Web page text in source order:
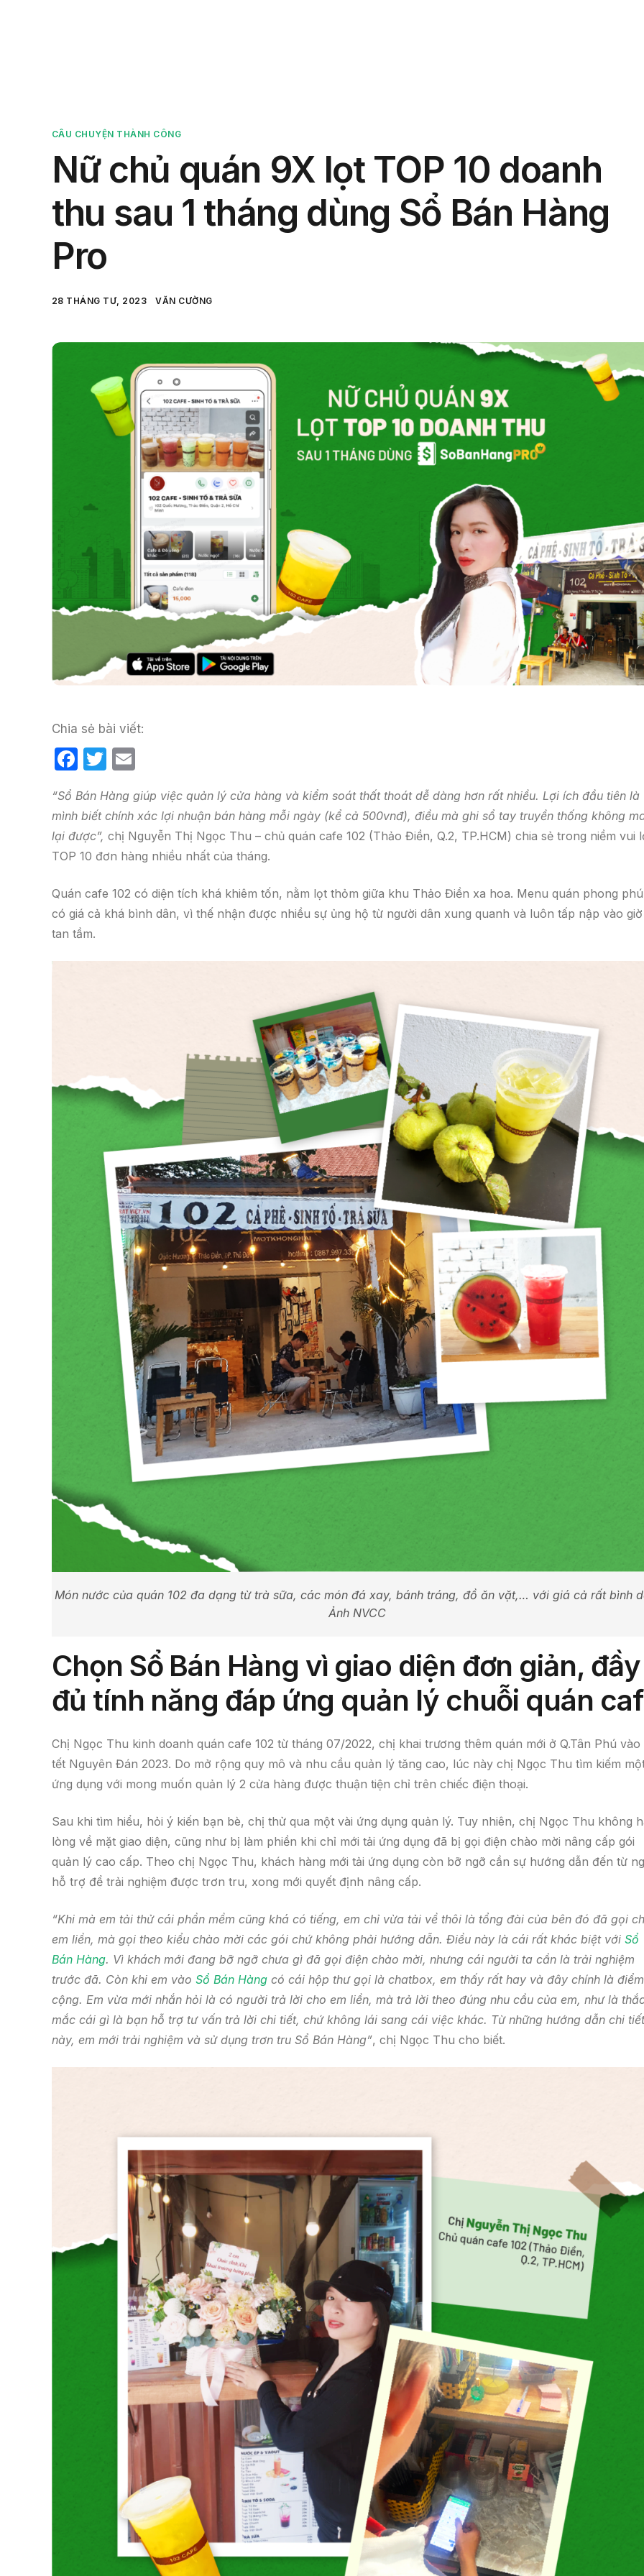
CÂU CHUYỆN THÀNH CÔNG
Nữ chủ quán 9X lọt TOP 10 doanh
thu sau 1 tháng dùng Sổ Bán Hàng
Pro
28 THÁNG TƯ, 2023 VĂN CƯỜNG
Chia sẻ bài viết:
F
c
e
b
o
k
T
itt
er
ail
“Sổ Bán Hàng giúp việc quản lý cửa hàng và kiểm soát thất thoát dễ dàng hơn rất nhiều. Lợi ích đầu tiên là
mình biết chính xác lợi nhuận bán hàng mỗi ngày (kể cả 500vnđ), điều mà ghi sổ tay truyền thống không
lại được”, chị Nguyễn Thị Ngọc Thu – chủ quán cafe 102 (Thảo Điền, Q.2, TP.HCM) chia sẻ trong niềm vui
TOP 10 đơn hàng nhiều nhất của tháng.
Quán cafe 102 có diện tích khá khiêm tốn, nằm lọt thỏm giữa khu Thảo Điền xa hoa. Menu quán phong
có giá cả khá bình dân, vì thế nhận được nhiều sự ủng hộ từ người dân xung quanh và luôn tấp nập vào giờ
tan tầm.
Món nước của quán 102 đa dạng từ trà sữa, các món đá xay, bánh tráng, đồ ăn vặt,… với giá cả rất bình
Ảnh NVCC
Chọn Sổ Bán Hàng vì giao diện đơn giản, đầy
đủ tính năng đáp ứng quản lý chuỗi quán
Chị Ngọc Thu kinh doanh quán cafe 102 từ tháng 07/2022, chị khai trương thêm quán mới ở Q.Tân Phú vào
tết Nguyên Đán 2023. Do mở rộng quy mô và nhu cầu quản lý tăng cao, lúc này chị Ngọc Thu tìm kiếm
ứng dụng với mong muốn quản lý 2 cửa hàng được thuận tiện chỉ trên chiếc điện thoại.
Sau khi tìm hiểu, hỏi ý kiến bạn bè, chị thử qua một vài ứng dụng quản lý. Tuy nhiên, chị Ngọc Thu không
lòng về mặt giao diện, cũng như bị làm phiền khi chỉ mới tải ứng dụng đã bị gọi điện chào mời nâng cấp gói
quản lý cao cấp. Theo chị Ngọc Thu, khách hàng mới tải ứng dụng còn bỡ ngỡ cần sự hướng dẫn đến từ
hỗ trợ để trải nghiệm được trơn tru, xong mới quyết định nâng cấp.
“Khi mà em tải thử cái phần mềm cũng khá có tiếng, em chỉ vừa tải về thôi là tổng đài của bên đó đã gọi
em liền, mà gọi theo kiểu chào mời các gói chứ không phải hướng dẫn. Điều này là cái rất khác biệt với Sổ
Bán Hàng. Vì khách mới đang bỡ ngỡ chưa gì đã gọi điện chào mời, nhưng cái người ta cần là trải nghiệm
trước đã. Còn khi em vào Sổ Bán Hàng có cái hộp thư gọi là chatbox, em thấy rất hay và đây chính là điểm
cộng. Em vừa mới nhắn hỏi là có người trả lời cho em liền, mà trả lời theo đúng nhu cầu của em, như là
mắc cái gì là bạn hỗ trợ tư vấn trả lời chi tiết, chứ không lái sang cái việc khác. Từ những hướng dẫn chi tiết
này, em mới trải nghiệm và sử dụng trơn tru Sổ Bán Hàng”, chị Ngọc Thu cho biết.